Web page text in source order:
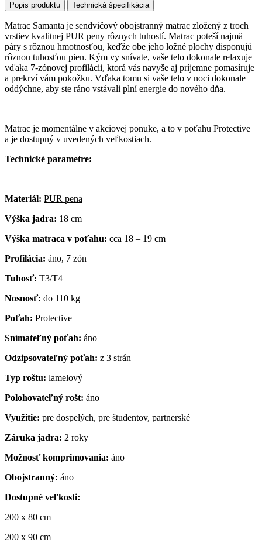
Popis produktu Technická špecifikácia
Matrac Samanta je sendvičový obojstranný matrac zložený z troch
vrstiev kvalitnej PUR peny rôznych tuhostí. Matrac poteší najmä
páry s rôznou hmotnosťou, keďže obe jeho ložné plochy disponujú
rôznou tuhosťou pien. Kým vy snívate, vaše telo dokonale relaxuje
vďaka 7-zónovej profilácii, ktorá vás navyše aj príjemne pomasíruje
a prekrví vám pokožku. Vďaka tomu si vaše telo v noci dokonale
oddýchne, aby ste ráno vstávali plní energie do nového dňa.
Matrac je momentálne v akciovej ponuke, a to v poťahu Protective
a je dostupný v uvedených veľkostiach.
Technické parametre:
Materiál: PUR pena
Výška jadra: 18 cm
Výška matraca v poťahu: cca 18 – 19 cm
Profilácia: áno, 7 zón
Tuhosť: T3/T4
Nosnosť: do 110 kg
Poťah: Protective
Snímateľný poťah: áno
Odzipsovateľný poťah: z 3 strán
Typ roštu: lamelový
Polohovateľný rošt: áno
Využitie: pre dospelých, pre študentov, partnerské
Záruka jadra: 2 roky
Možnosť komprimovania: áno
Obojstranný: áno
Dostupné veľkosti:
200 x 80 cm
200 x 90 cm